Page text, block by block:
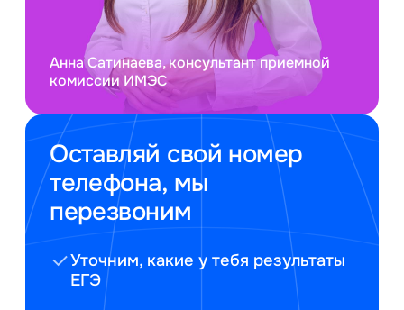
Оставляй свой номер
телефона, мы
перезвоним
Уточним, какие у тебя результаты
ЕГЭ
Анна Сатинаева, консультант приемной
комиссии ИМЭС